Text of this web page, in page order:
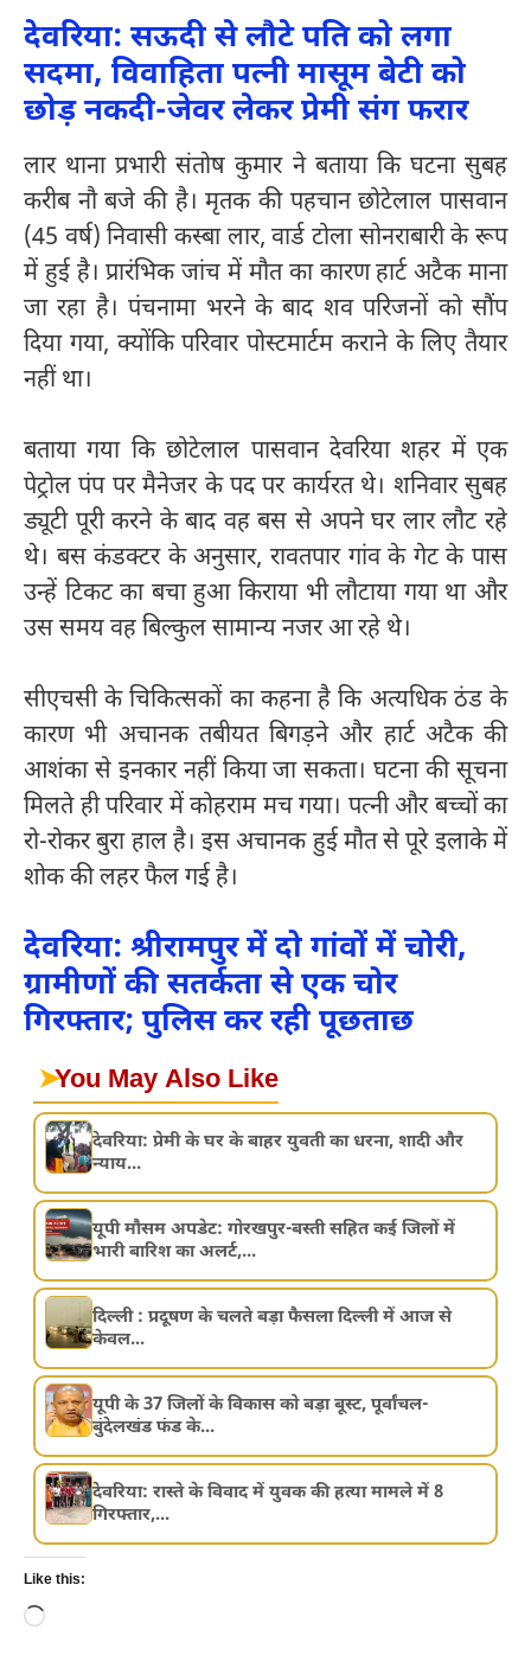
देवरिया: सऊदी से लौटे पति को लगा
सदमा, विवाहिता पत्नी मासूम बेटी को
छोड़ नकदी-जेवर लेकर प्रेमी संग फरार
लार थाना प्रभारी संतोष कुमार ने बताया कि घटना सुबह
करीब नौ बजे की है। मृतक की पहचान छोटेलाल पासवान
(45 वर्ष) निवासी कस्बा लार, वार्ड टोला सोनराबारी के रूप
में हुई है। प्रारंभिक जांच में मौत का कारण हार्ट अटैक माना
जा रहा है। पंचनामा भरने के बाद शव परिजनों को सौंप
दिया गया, क्योंकि परिवार पोस्टमार्टम कराने के लिए तैयार
नहीं था।
बताया गया कि छोटेलाल पासवान देवरिया शहर में एक
पेट्रोल पंप पर मैनेजर के पद पर कार्यरत थे। शनिवार सुबह
ड्यूटी पूरी करने के बाद वह बस से अपने घर लार लौट रहे
थे। बस कंडक्टर के अनुसार, रावतपार गांव के गेट के पास
उन्हें टिकट का बचा हुआ किराया भी लौटाया गया था और
उस समय वह बिल्कुल सामान्य नजर आ रहे थे।
सीएचसी के चिकित्सकों का कहना है कि अत्यधिक ठंड के
कारण भी अचानक तबीयत बिगड़ने और हार्ट अटैक की
आशंका से इनकार नहीं किया जा सकता। घटना की सूचना
मिलते ही परिवार में कोहराम मच गया। पत्नी और बच्चों का
रो-रोकर बुरा हाल है। इस अचानक हुई मौत से पूरे इलाके में
शोक की लहर फैल गई है।
देवरिया: श्रीरामपुर में दो गांवों में चोरी,
ग्रामीणों की सतर्कता से एक चोर
गिरफ्तार; पुलिस कर रही पूछताछ
➤You May Also Like
देवरिया: प्रेमी के घर के बाहर युवती का धरना, शादी और
न्याय...
यूपी मौसम अपडेट: गोरखपुर-बस्ती सहित कई जिलों में
भारी बारिश का अलर्ट,...
दिल्ली : प्रदूषण के चलते बड़ा फैसला दिल्ली में आज से
केवल...
यूपी के 37 जिलों के विकास को बड़ा बूस्ट, पूर्वांचल-
बुंदेलखंड फंड के...
देवरिया: रास्ते के विवाद में युवक की हत्या मामले में 8
गिरफ्तार,...
Like this:
Loading…